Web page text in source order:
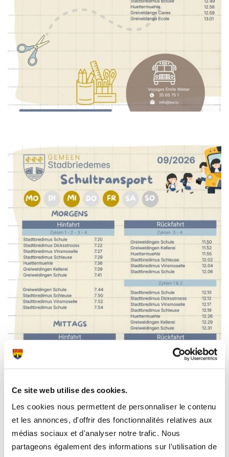
Ce site web utilise des cookies.
Les cookies nous permettent de personnaliser le contenu
et les annonces, d'offrir des fonctionnalités relatives aux
médias sociaux et d'analyser notre trafic. Nous
partageons également des informations sur l'utilisation de